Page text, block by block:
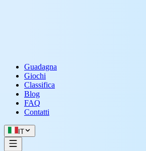
Guadagna
Giochi
Classifica
Blog
FAQ
Contatti
IT